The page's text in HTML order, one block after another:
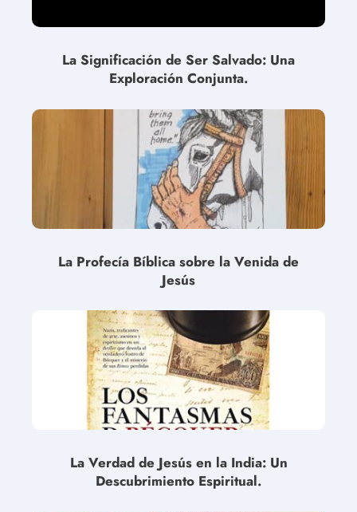
La Significación de Ser Salvado: Una
Exploración Conjunta.
La Profecía Bíblica sobre la Venida de
Jesús
La Verdad de Jesús en la India: Un
Descubrimiento Espiritual.